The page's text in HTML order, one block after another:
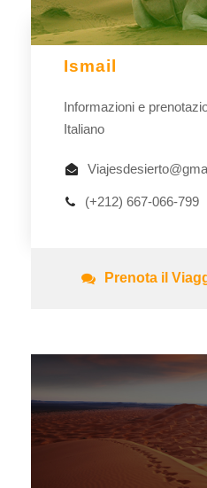
Ismail
Informazioni e
Italiano
(+212) 667-066-799
Prenota il